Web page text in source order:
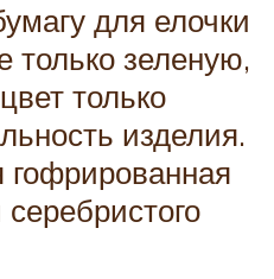
для елочки
только зеленую,
только
изделия.
гофрированная
серебристого